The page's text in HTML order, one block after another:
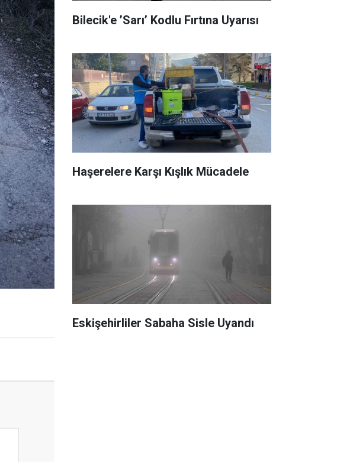
Bilecik'e ’Sarı’ Kodlu Fırtına Uyarısı
Haşerelere Karşı Kışlık Mücadele
Eskişehirliler Sabaha Sisle Uyandı